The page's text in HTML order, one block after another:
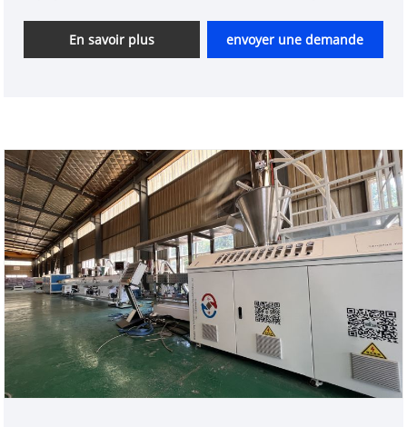
amélioré l'efficacité de la production et réduit les
coûts de production. Dans le même temps, Yongte a
besoins des clients, offrant aux clients des solutions
personnalisées.
En savoir plus envoyer une demande